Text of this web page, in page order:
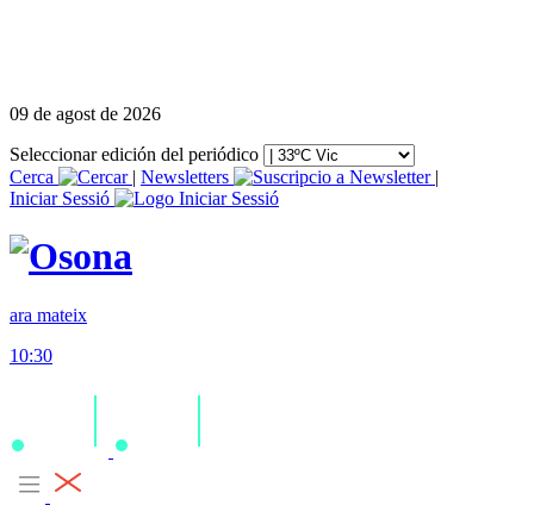
09 de agost de 2026
Seleccionar edición del periódico
Cerca
| Newsletters
|
Iniciar Sessió
ara mateix
10:30